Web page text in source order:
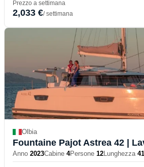
Prezzo a settimana
2,033 €/ settimana
Olbia
Fountaine Pajot Astrea 42 |
Anno 2023Cabine 4Persone 12Lunghezza